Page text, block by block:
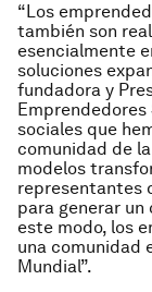
“Los
también son
esencialmente
soluciones
fundadora y
Emprendedores
sociales que
comunidad de
modelos
representantes
para generar
este modo, los
una comunidad
Mundial”.